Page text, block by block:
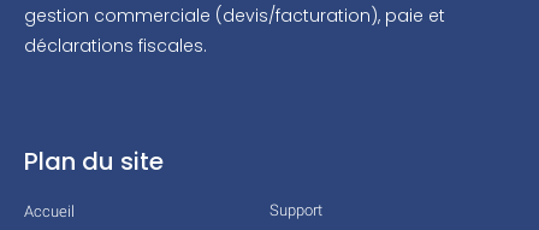
gestion commerciale (devis/facturation), paie et
déclarations fiscales.
Plan du site
Accueil
Support